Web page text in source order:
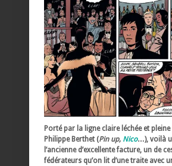
Porté par la ligne claire léchée et
Philippe Berthet (Pin up, Nico…), voilà
l’ancienne d’excellente facture, un de
fédérateurs qu’on lit d’une traite avec